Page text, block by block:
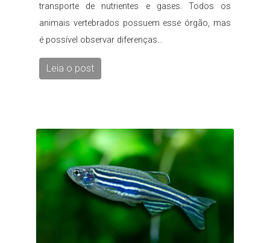
transporte de nutrientes e gases. Todos os
animais vertebrados possuem esse órgão, mas
é possível observar diferenças...
Leia o post